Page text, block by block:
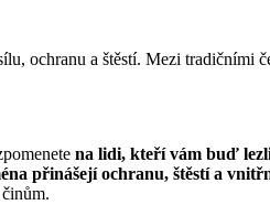
ochranu a štěstí. Mezi
na lidi, kteří vám buď
přinášejí ochranu, štěstí a